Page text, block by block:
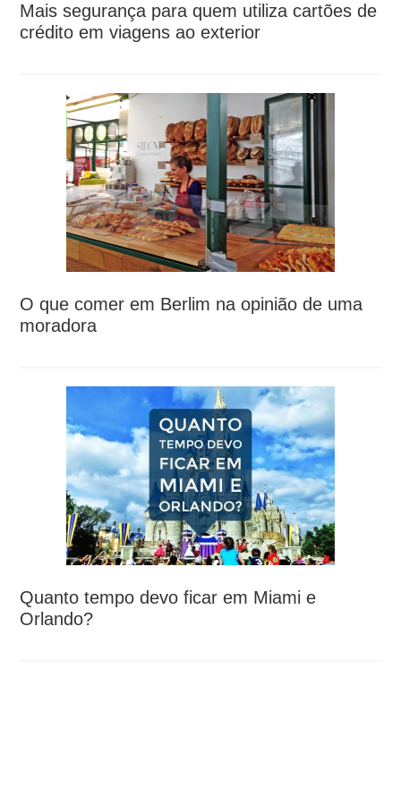
Mais segurança para quem utiliza cartões de
crédito em viagens ao exterior
O que comer em Berlim na opinião de uma
moradora
Quanto tempo devo ficar em Miami e
Orlando?